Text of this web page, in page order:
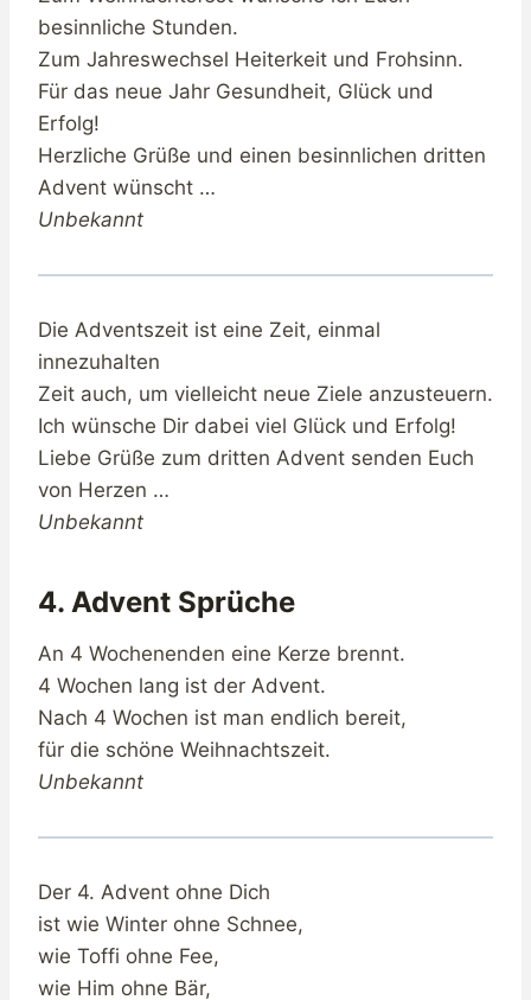
besinnliche Stunden.
Zum Jahreswechsel Heiterkeit und Frohsinn.
Für das neue Jahr Gesundheit, Glück und
Erfolg!
Herzliche Grüße und einen besinnlichen dritten
Advent wünscht …
Unbekannt
Die Adventszeit ist eine Zeit, einmal
innezuhalten
Zeit auch, um vielleicht neue Ziele anzusteuern.
Ich wünsche Dir dabei viel Glück und Erfolg!
Liebe Grüße zum dritten Advent senden Euch
von Herzen …
Unbekannt
4. Advent Sprüche
An 4 Wochenenden eine Kerze brennt.
4 Wochen lang ist der Advent.
Nach 4 Wochen ist man endlich bereit,
für die schöne Weihnachtszeit.
Unbekannt
Der 4. Advent ohne Dich
ist wie Winter ohne Schnee,
wie Toffi ohne Fee,
wie Him ohne Bär,